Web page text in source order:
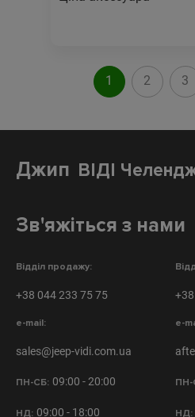
1 2 3
Джип ВІДІ
Зв'яжіться з нами
Відділ продажу:
+38 044 233 75 75
e-mail:
sales@jeep-vidi.com.ua
ПН-СБ: 09:00 - 20:00
НД: 09:00 - 18:00
e-
ПН-
НД: